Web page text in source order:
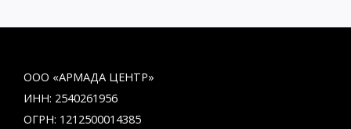
ООО «АРМАДА ЦЕНТР»
ИНН: 2540261956
ОГРН: 1212500014385